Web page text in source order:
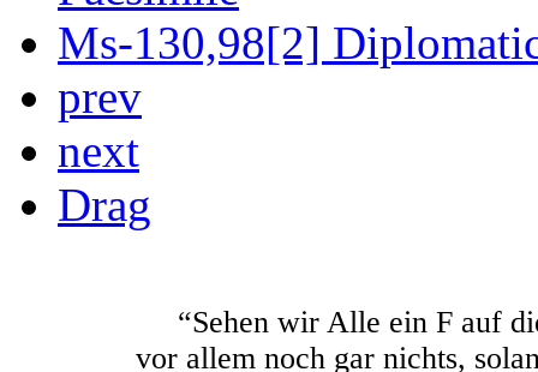
Ms-130,98[2]
prev
next
Drag
“Sehen wir Alle ein F auf
vor allem noch gar nichts,